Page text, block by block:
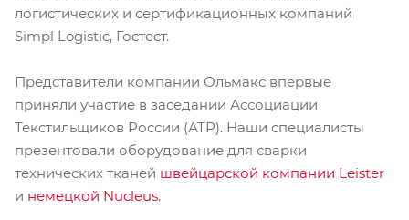
логистических и сертификационных компаний
Simpl Logistic, Гостест.
Представители компании Ольмакс впервые
приняли участие в заседании Ассоциации
Текстильщиков России (АТР). Наши специалисты
презентовали оборудование для сварки
технических тканей швейцарской компании Leister
и немецкой Nucleus.